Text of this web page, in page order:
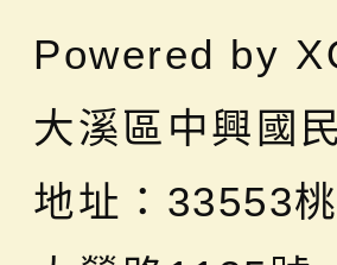
Powered by
大溪區中興國
地址： 33553